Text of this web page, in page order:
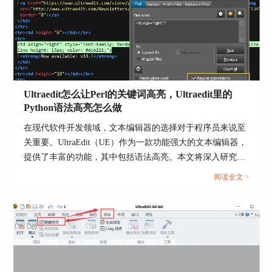
图5：自定义应用程序风格
置风格。若此时想修改按钮背景颜色，可以在设置
按钮点击前、点击后、鼠标选中时的背景颜色，这
样按钮背景色就设置完成了。若想修改其他菜单或
按钮的颜色，也是同样的操作。
Ultraedit怎么让Perl的关键词高亮，Ultraedit里的
Python语法高亮怎么做
在现代软件开发领域，文本编辑器的选择对于程序员来说至
关重要。UltraEdit（UE）作为一款功能强大的文本编辑器，
提供了丰富的功能，其中包括语法高亮。本文将深入研究如
何在UltraEdit中实现Perl关键词的高亮显示，以及如何设置
势。...
阅读全文 >